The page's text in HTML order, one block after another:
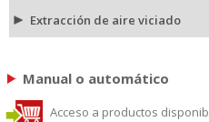
Extracción de aire viciado
Manual o automático
Acceso a productos